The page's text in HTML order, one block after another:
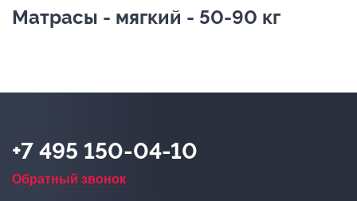
Матрасы - мягкий - 50-90 кг
+7 495 150-04-10
Обратный звонок